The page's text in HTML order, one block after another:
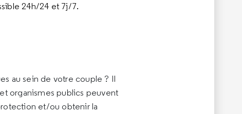
24h/24 et 7j/7.
au sein de votre couple ? Il
organismes publics peuvent
et/ou obtenir la